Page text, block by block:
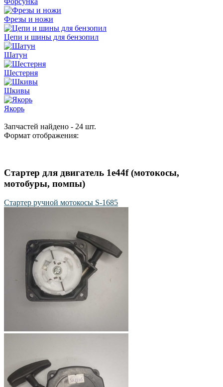
Фрезы и ножи
Цепи и шины для бензопил
Шатун
Шестерня
Шкивы
Якорь
Запчастей найдено - 24 шт.
Формат отображения:
Стартер для двигатель 1e44f (мотокосы,
мотобуры, помпы)
Стартер ручной мотокосы S-1685